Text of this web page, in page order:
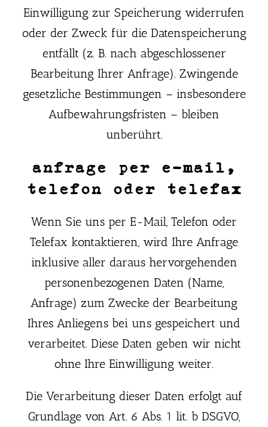
Einwilligung zur Speicherung widerrufen
oder der Zweck für die Datenspeicherung
entfällt (z. B. nach abgeschlossener
Bearbeitung Ihrer Anfrage). Zwingende
gesetzliche Bestimmungen – insbesondere
Aufbewahrungsfristen – bleiben
unberührt.
anfrage per e-mail,
telefon oder telefax
Wenn Sie uns per E-Mail, Telefon oder
Telefax kontaktieren, wird Ihre Anfrage
inklusive aller daraus hervorgehenden
personenbezogenen Daten (Name,
Anfrage) zum Zwecke der Bearbeitung
Ihres Anliegens bei uns gespeichert und
verarbeitet. Diese Daten geben wir nicht
ohne Ihre Einwilligung weiter.
Die Verarbeitung dieser Daten erfolgt auf
Grundlage von Art. 6 Abs. 1 lit. b DSGVO,